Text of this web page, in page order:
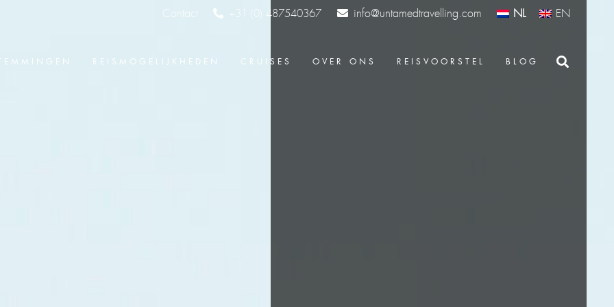
Contact +31 (0) 487540367 info@untamedtravelling.com NL EN
REISMOGELIJKHEDEN CRUISES OVER ONS REISVOORSTEL BLOG